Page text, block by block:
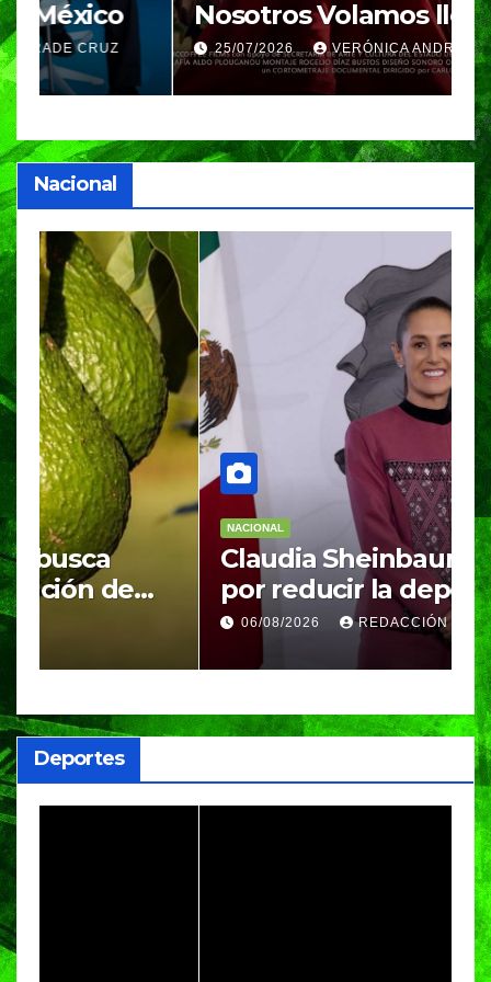
Nosotros Volamos llega al
GIFF
25/07/2026 VERÓNICA ANDRADE CRUZ
Nacional
NACIONAL
Claudia Sheinbaum apuesta
por reducir la dependencia
del gas importado; fracking
REDACCIÓN
Deportes